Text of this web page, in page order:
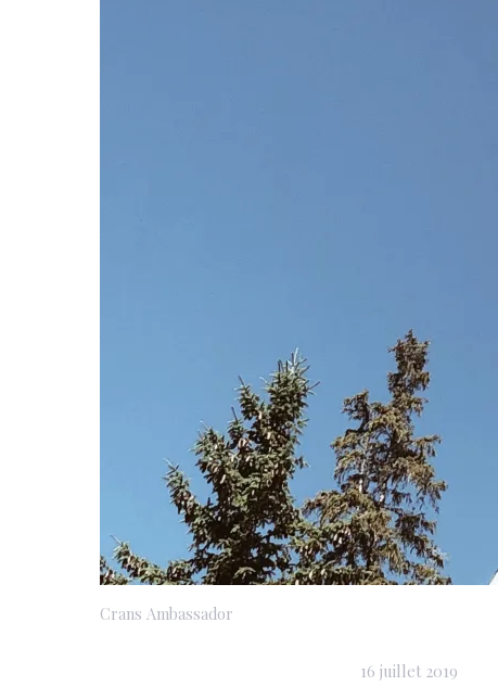
Crans Ambassador
16 juillet 2019